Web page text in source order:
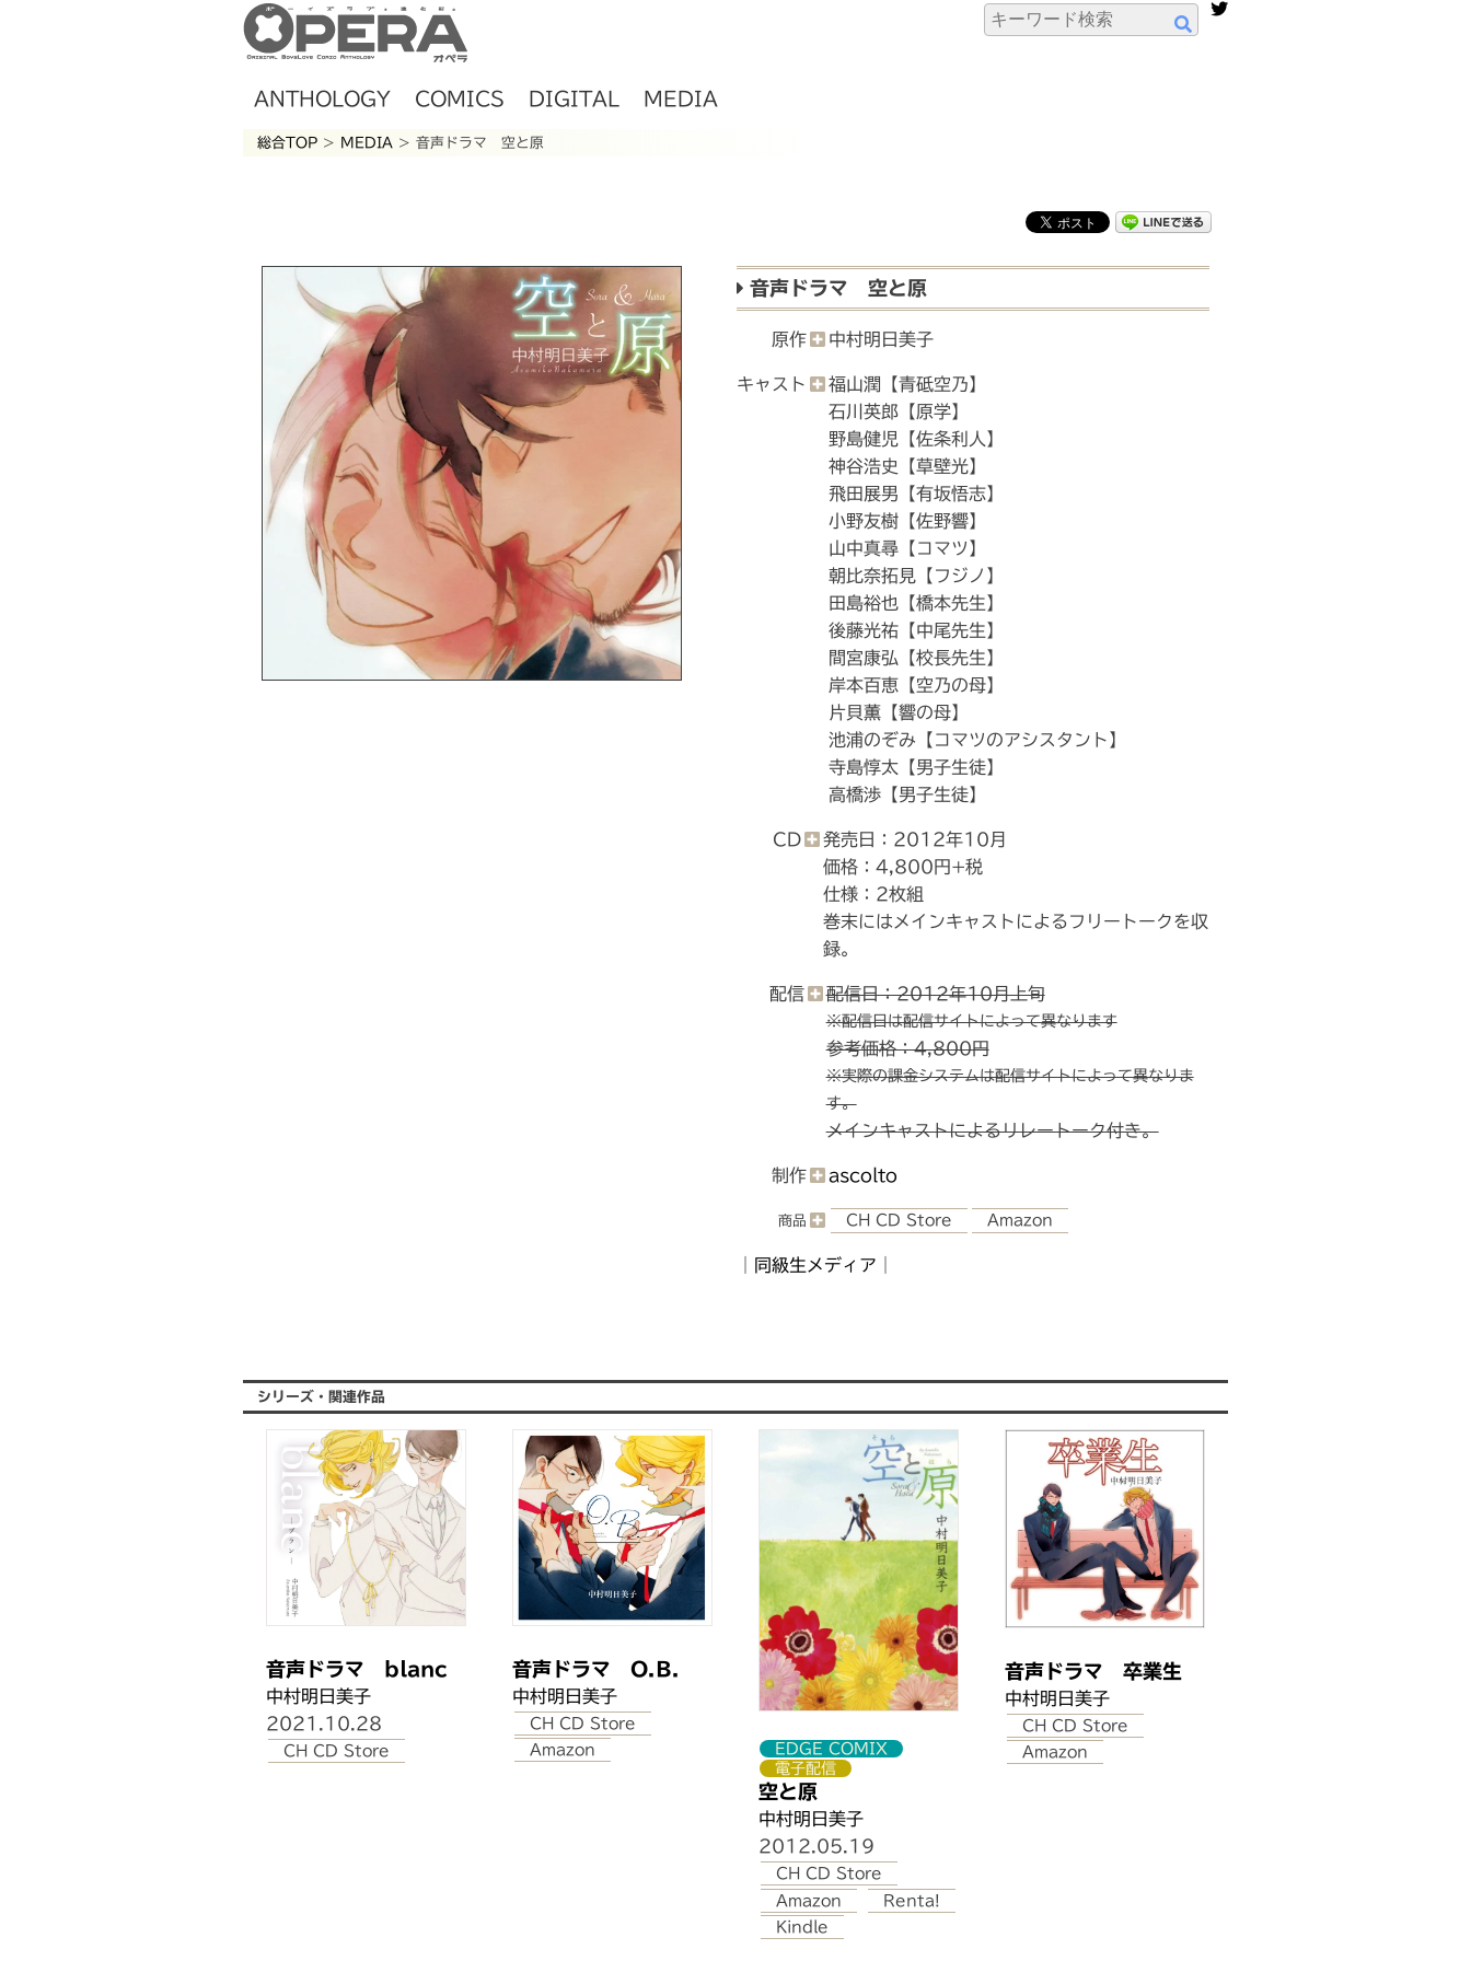
ANTHOLOGY COMICS DIGITAL MEDIA
総合TOP> MEDIA > 音声ドラマ 空と原
音声ドラマ 空と原
原作 中村明日美子
キャスト
福山潤【青砥空乃】
石川英郎【原学】
野島健児【佐条利人】
神谷浩史【草壁光】
飛田展男【有坂悟志】
小野友樹【佐野響】
山中真尋【コマツ】
朝比奈拓見【フジノ】
田島裕也【橋本先生】
後藤光祐【中尾先生】
間宮康弘【校長先生】
岸本百恵【空乃の母】
片貝薫【響の母】
池浦のぞみ【コマツのアシスタント】
寺島惇太【男子生徒】
高橋渉【男子生徒】
CD
発売日：2012年10月
価格：4,800円+税
仕様：2枚組
巻末にはメインキャストによるフリートークを収
録。
配信 配信日：2012年10月上旬
※配信日は配信サイトによって異なります
参考価格：4,800円
※実際の課金システムは配信サイトによって異なりま
す。
メインキャストによるリレートーク付き。
制作 ascolto
商品 CH CD Store Amazon
同級生メディア
シリーズ・関連作品
音声ドラマ blanc
中村明日美子
2021.10.28
CH CD Store
音声ドラマ O.B.
中村明日美子
CH CD Store
Amazon
EDGE COMIX
電子配信
空と原
中村明日美子
2012.05.19
CH CD Store
Amazon
Renta!
Kindle
音声ドラマ 卒業生
中村明日美子
CH CD Store
Amazon